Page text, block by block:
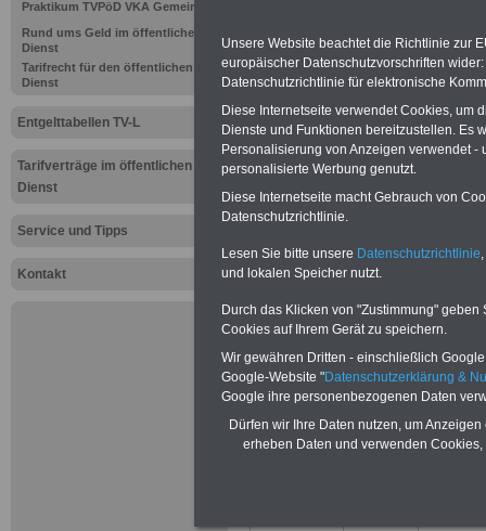
Praktikum TVPöD VKA Gemeinden
Rund ums Geld im öffentlichen
Dienst
Tarifrecht für den öffentlichen
Dienst
Entgelttabellen TV-L
Tarifverträge im öffentlichen
Dienst
Service und Tipps
Kontakt
TVöD VKA
Tabelle ab
Die
Ost
Tarigebiete
vereinheitlicht
Unsere Website beachtet die Richtlinie zur
europäischer Datenschutzvorschriften
Datenschutzrichtlinie für elektronische
Diese Internetseite verwendet Cookies, um
Dienste und Funktionen bereitzustellen. Es
Personalisierung von Anzeigen verwendet
personalisierte Werbung genutzt.
Diese Internetseite macht Gebrauch von
Datenschutzrichtlinie.
Lesen Sie bitte unsere Datenschutzrichtlinie
und lokalen Speicher nutzt.
Durch das Klicken von "Zustimmung"
Cookies auf Ihrem Gerät zu speichern.
Wir gewähren Dritten - einschließlich
Google-Website "Datenschutzerklärung &
Google ihre personenbezogenen Daten
Dürfen wir Ihre Daten nutzen, um
erheben Daten und verwenden